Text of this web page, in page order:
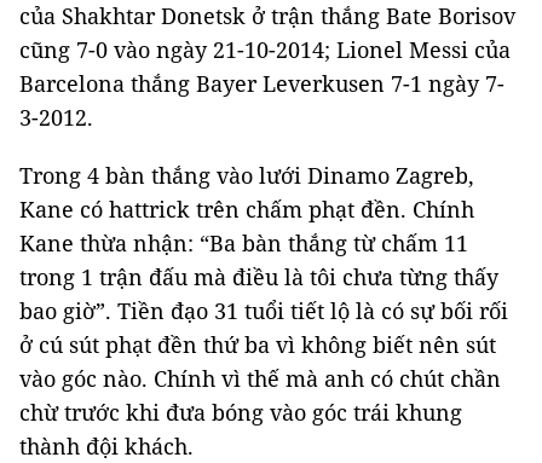
của Shakhtar Donetsk ở trận thắng Bate Borisov
cũng 7-0 vào ngày 21-10-2014; Lionel Messi của
Barcelona thắng Bayer Leverkusen 7-1 ngày 7-
3-2012.
Trong 4 bàn thắng vào lưới Dinamo Zagreb,
Kane có hattrick trên chấm phạt đền. Chính
Kane thừa nhận: “Ba bàn thắng từ chấm 11
trong 1 trận đấu mà điều là tôi chưa từng thấy
bao giờ”. Tiền đạo 31 tuổi tiết lộ là có sự bối rối
ở cú sút phạt đền thứ ba vì không biết nên sút
vào góc nào. Chính vì thế mà anh có chút chần
chừ trước khi đưa bóng vào góc trái khung
thành đội khách.